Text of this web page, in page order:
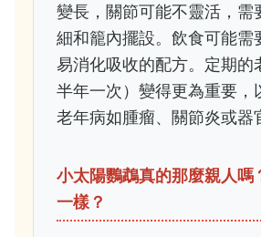
變長，關節可能不靈活，需
細和籠內擺設。飲食可能需
易消化吸收的配方。定期的
半年一次）變得更為重要，
老年病如腫瘤、關節炎或器
小太陽鸚鵡真的那麼親人嗎
一樣？